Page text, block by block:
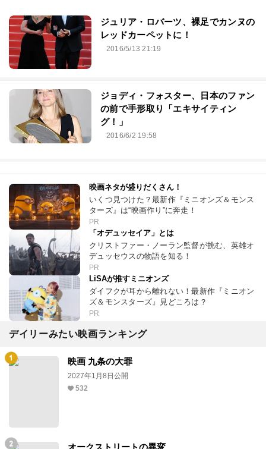
ジュリア・ロバーツ、裸足でカンヌの
レッドカーペットに！
2016/5/13 21:19
ジョディ・フォスター、日本のファン
の前で手形取り「エキサイティン
グ！」
2016/6/2 19:58
映画ネタが盛りだくさん！
いくつ見つけた？最新作『ミニオンズ＆モンス
ターズ』は“映画作り”に奔走！
PR
「オデュッセイア」とは
クリストファー・ノーラン監督が挑む、英雄オ
デュッセウスの物語を知る！
PR
LiSAが推すミニオンズ
ダイフクが耳から離れない！最新作『ミニオン
ズ＆モンスターズ』見どころは？
PR
デイリーみたい映画ランキング
映画 九条の大罪
2027年1月8日公開
532
オークストリートの異変